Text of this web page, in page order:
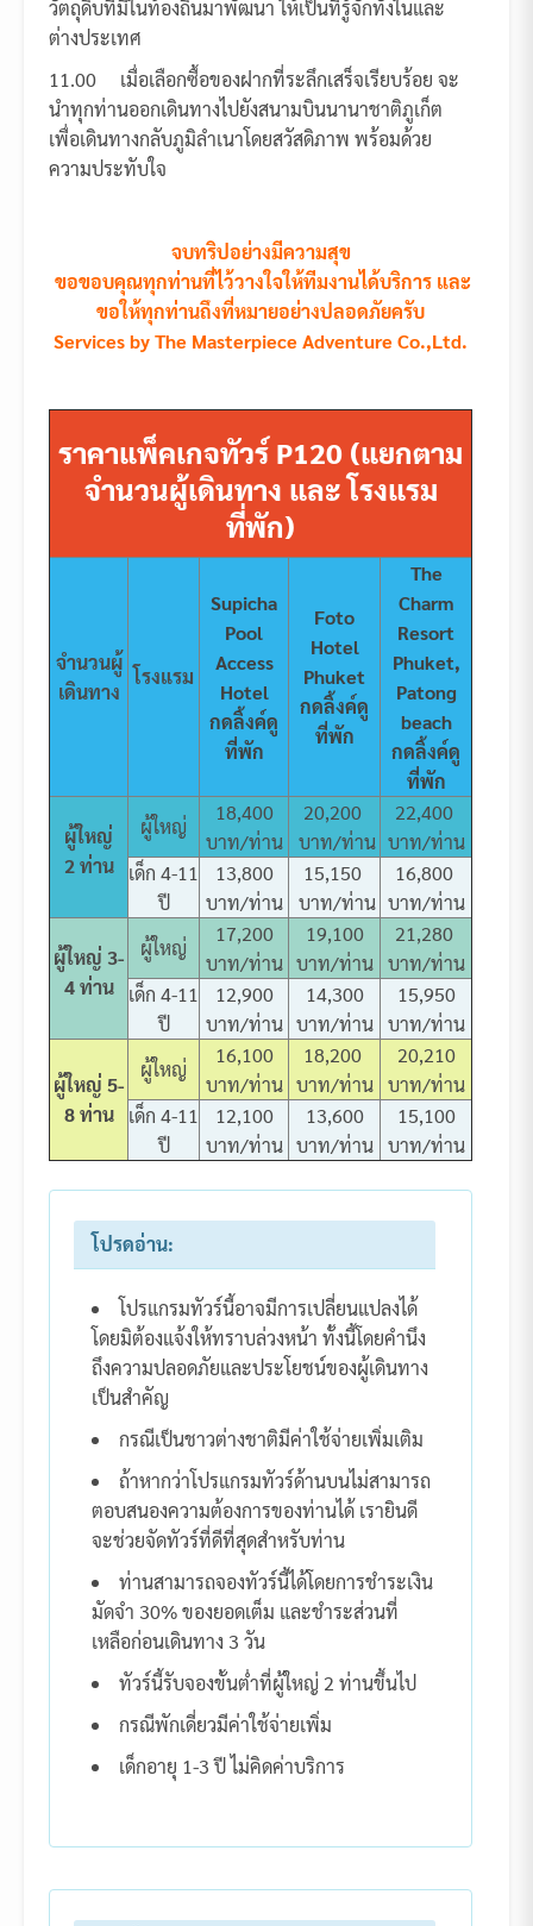
วัตถุดิบที่มีในท้องถิ่นมาพัฒนา ให้เป็นที่รู้จักทั้งในและ
ต่างประเทศ
11.00 เมื่อเลือกซื้อของฝากที่ระลึกเสร็จเรียบร้อย จะ
นำทุกท่านออกเดินทางไปยังสนามบินนานาชาติภูเก็ต
เพื่อเดินทางกลับภูมิลำเนาโดยสวัสดิภาพ พร้อมด้วย
ความประทับใจ
จบทริปอย่างมีความสุข
ขอขอบคุณทุกท่านที่ไว้วางใจให้ทีมงานได้บริการ และ
ขอให้ทุกท่านถึงที่หมายอย่างปลอดภัยครับ
Services by The Masterpiece Adventure Co.,Ltd.
ราคาแพ็คเกจทัวร์ P120 (แยกตาม
จำนวนผู้เดินทาง และ โรงแรม
ที่พัก)
จำนวนผู้
เดินทาง
โรงแรม
Supicha
Pool
Access
Hotel
กดลิ้งค์ดู
ที่พัก
Foto
Hotel
Phuket
กดลิ้งค์ดู
ที่พัก
The
Charm
Resort
Phuket,
Patong
beach
กดลิ้งค์ดู
ที่พัก
ผู้ใหญ่
2 ท่าน
ผู้ใหญ่
18,400
บาท/ท่าน
20,200
บาท/ท่าน
22,400
บาท/ท่าน
เด็ก 4-11
ปี
13,800
บาท/ท่าน
15,150
บาท/ท่าน
16,800
บาท/ท่าน
ผู้ใหญ่ 3-
4 ท่าน
ผู้ใหญ่
17,200
บาท/ท่าน
19,100
บาท/ท่าน
21,280
บาท/ท่าน
เด็ก 4-11
ปี
12,900
บาท/ท่าน
14,300
บาท/ท่าน
15,950
บาท/ท่าน
ผู้ใหญ่ 5-
8 ท่าน
ผู้ใหญ่
16,100
บาท/ท่าน
18,200
บาท/ท่าน
20,210
บาท/ท่าน
เด็ก 4-11
ปี
12,100
บาท/ท่าน
13,600
บาท/ท่าน
15,100
บาท/ท่าน
โปรดอ่าน:
โปรแกรมทัวร์นี้อาจมีการเปลี่ยนแปลงได้
โดยมิต้องแจ้งให้ทราบล่วงหน้า ทั้งนี้โดยคำนึง
ถึงความปลอดภัยและประโยชน์ของผู้เดินทาง
เป็นสำคัญ
กรณีเป็นชาวต่างชาติมีค่าใช้จ่ายเพิ่มเติม
ถ้าหากว่าโปรแกรมทัวร์ด้านบนไม่สามารถ
ตอบสนองความต้องการของท่านได้ เรายินดี
จะช่วยจัดทัวร์ที่ดีที่สุดสำหรับท่าน
ท่านสามารถจองทัวร์นี้ได้โดยการชำระเงิน
มัดจำ 30% ของยอดเต็ม และชำระส่วนที่
เหลือก่อนเดินทาง 3 วัน
ทัวร์นี้รับจองขั้นต่ำที่ผู้ใหญ่ 2 ท่านขึ้นไป
กรณีพักเดี่ยวมีค่าใช้จ่ายเพิ่ม
เด็กอายุ 1-3 ปี ไม่คิดค่าบริการ